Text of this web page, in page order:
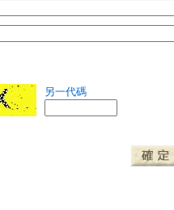
另一代碼